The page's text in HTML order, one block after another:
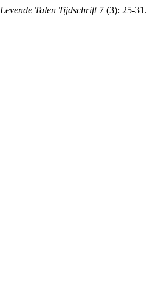
Levende Talen Tijdschrift7 (3): 25-31.